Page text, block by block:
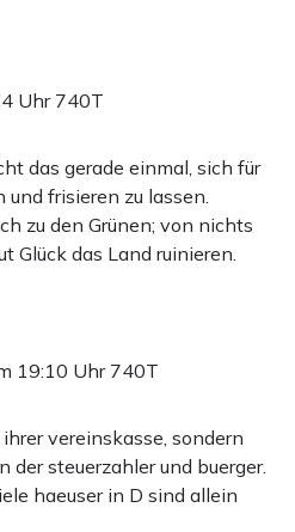
Uhr 740T
das gerade einmal, sich für
frisieren zu lassen.
zu den Grünen; von nichts
Glück das Land ruinieren.
19:10 Uhr 740T
vereinskasse, sondern
der steuerzahler und buerger.
haeuser in D sind allein